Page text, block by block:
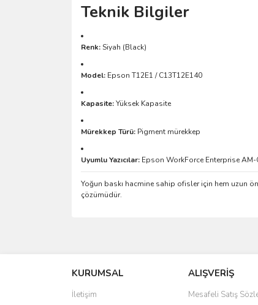
Teknik Bilgiler
Renk:Siyah (Black)
Model: Epson T12E1 / C13T12E140
Kapasite:Yüksek Kapasite
Mürekkep Türü: Pigment mürekkep
Uyumlu Yazıcılar: Epson WorkForce Enterprise
Yoğun baskı hacmine sahip ofisler için hem uzun
çözümüdür.
Ürün resmi kalitesiz, bozuk veya
Ürün açıklamasında eksik bilgiler
KURUMSAL
İletişim
ALIŞVERİŞ
Mesafeli Satış